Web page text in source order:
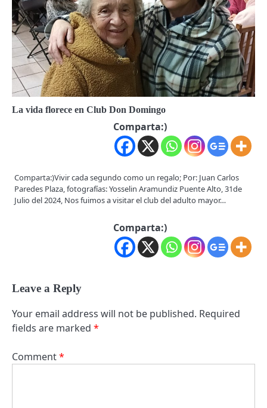
La vida florece en Club Don Domingo
Comparta:)
Comparta:)Vivir cada segundo como un regalo; Por: Juan Carlos
Paredes Plaza, fotografías: Yosselin Aramundiz Puente Alto, 31de
Julio del 2024, Nos fuimos a visitar el club del adulto mayor…
Comparta:)
Leave a Reply
Your email address will not be published. Required
fields are marked *
Comment*